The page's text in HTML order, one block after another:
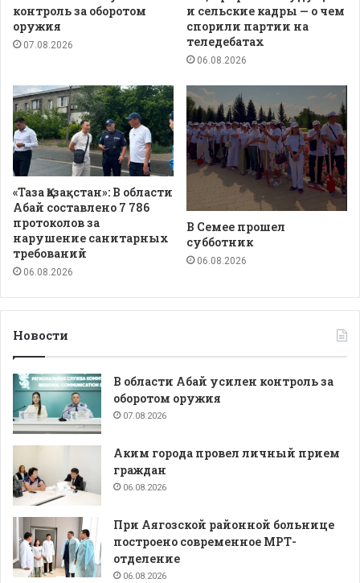
контроль за оборотом
оружия
07.08.2026
и сельские кадры — о чем
спорили партии на
теледебатах
06.08.2026
«Таза Қазақстан»: В области
Абай составлено 7 786
протоколов за
нарушение санитарных
требований
06.08.2026
В Семее прошел
субботник
06.08.2026
Новости
В области Абай усилен контроль за
оборотом оружия
07.08.2026
Аким города провел личный прием
граждан
06.08.2026
При Аягозской районной больнице
построено современное МРТ-
отделение
06.08.2026